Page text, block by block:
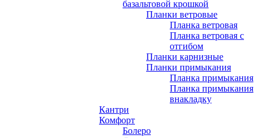
базальтовой крошкой
Планки ветровые
Планка ветровая
Планка ветровая с
отгибом
Планки карнизные
Планки примыкания
Планка примыкания
Планка примыкания
внакладку
Кантри
Комфорт
Болеро